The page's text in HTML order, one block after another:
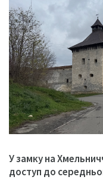
У замку на
доступ до